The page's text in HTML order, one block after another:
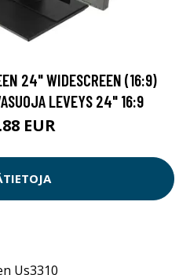
24" WIDESCREEN (16:9)
LEVEYS 24" 16:9
EUR